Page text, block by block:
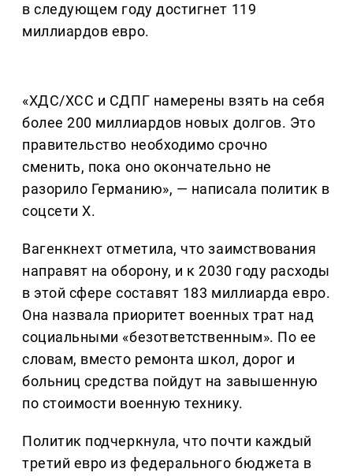
в следующем году достигнет 119
миллиардов евро.
«ХДС/ХСС и СДПГ намерены взять на себя
более 200 миллиардов новых долгов. Это
правительство необходимо срочно
сменить, пока оно окончательно не
разорило Германию», — написала политик в
соцсети X.
Вагенкнехт отметила, что заимствования
направят на оборону, и к 2030 году расходы
в этой сфере составят 183 миллиарда евро.
Она назвала приоритет военных трат над
социальными «безответственным». По ее
словам, вместо ремонта школ, дорог и
больниц средства пойдут на завышенную
по стоимости военную технику.
Политик подчеркнула, что почти каждый
третий евро из федерального бюджета в